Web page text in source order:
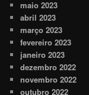
maio 2023
abril 2023
março 2023
fevereiro 2023
janeiro 2023
dezembro 2022
novembro 2022
outubro 2022